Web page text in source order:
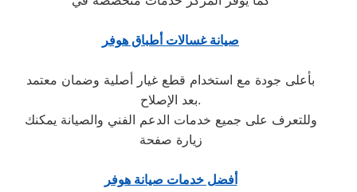
صيانة غسالات أطباق هوفر
بأعلى جودة مع استخدام قطع غيار أصلية وضمان معتمد
بعد الإصلاح.
وللتعرف على جميع خدمات الدعم الفني والصيانة يمكنك
زيارة صفحة
أفضل خدمات صيانة هوفر